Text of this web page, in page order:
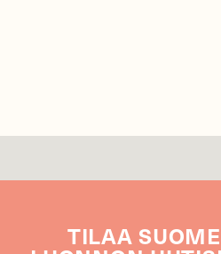
TILAA